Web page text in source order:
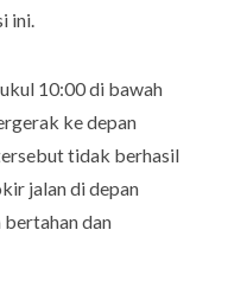
ini.
10:00 di bawah
ke depan
tidak berhasil
jalan di depan
bertahan dan